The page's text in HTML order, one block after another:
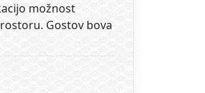
možnost
Gostov bova